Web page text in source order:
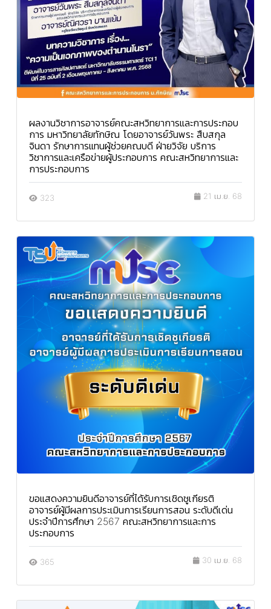
ผลงานวิชาการอาจารย์คณะสหวิทยาการและการประกอบ
การ มหาวิทยาลัยทักษิณ โดยอาจารย์วันพระ สืบสกุล
จินดา รักษาการแทนผู้ช่วยคณบดี ฝ่ายวิจัย บริการ
วิชาการและเครือข่ายผู้ประกอบการ คณะสหวิทยาการและ
การประกอบการ
323 21 เม.ย. 68
ขอแสดงความยินดีอาจารย์ที่ได้รับการเชิดชูเกียรติ
อาจารย์ผู้มีผลการประเมินการเรียนการสอน ระดับดีเด่น
ประจำปีการศึกษา 2567 คณะสหวิทยาการและการ
ประกอบการ
365 30 เม.ย. 68